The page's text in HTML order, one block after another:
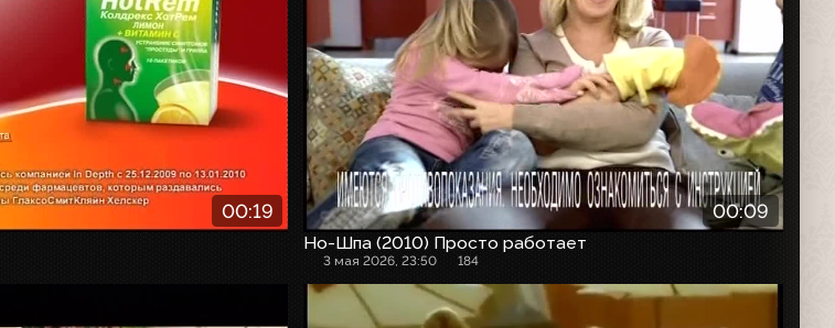
00:19 00:09
Но-Шпа (2010) Просто работает
3 мая 2026, 23:50 184